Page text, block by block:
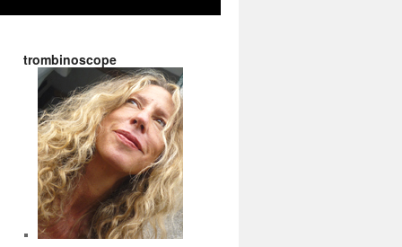
trombinoscope